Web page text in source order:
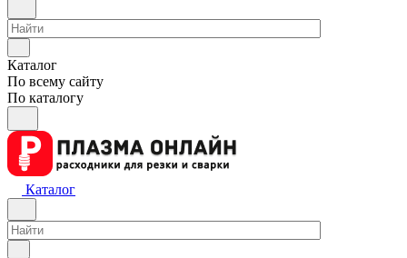
Каталог
По всему сайту
По каталогу
Каталог